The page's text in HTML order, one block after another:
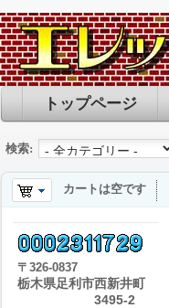
トップページ
検索:
カートは空です
〒 326-0837
栃木県足利市西新井町
3495-2